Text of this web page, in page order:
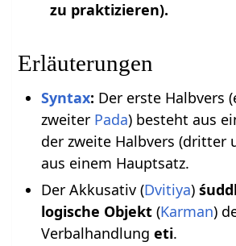
zu praktizieren).
Erläuterungen
Syntax: Der erste Halbvers
zweiter Pada) besteht aus
der zweite Halbvers (dritter
aus einem Hauptsatz.
Der Akkusativ (Dvitiya)
logische Objekt(Karman)
Verbalhandlung eti.